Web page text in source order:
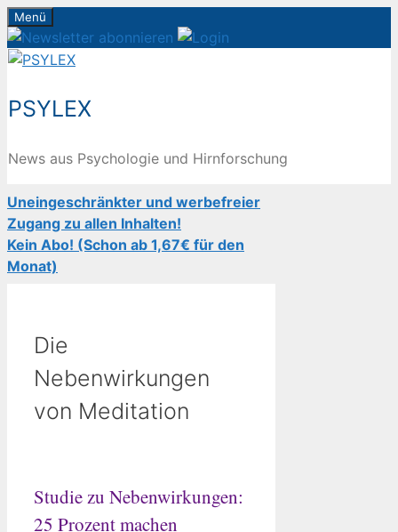
Zum
Inhalt
springen
Menü
PSYLEX
News aus Psychologie und Hirnforschung
Uneingeschränkter und werbefreier
Zugang zu allen Inhalten!
Kein Abo! (Schon ab 1,67€ für den
Monat)
Die
Nebenwirkungen
von Meditation
Studie zu Nebenwirkungen:
25 Prozent machen